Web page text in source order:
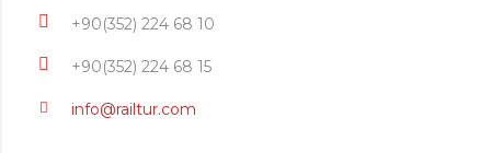
+90(352) 224 68 10
+90(352) 224 68 15
info@railtur.com